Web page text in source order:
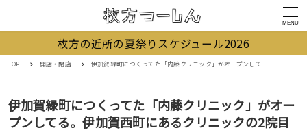
MENU
枚方の近所の夏祭りスケジュール2026
TOP 開店・閉店 伊加賀緑町につくってた「内藤クリニック」がオープンしてる。伊加賀西町にあるクリニックの2院目
伊加賀緑町につくってた「内藤クリニック」がオー
プンしてる。伊加賀西町にあるクリニックの2院目